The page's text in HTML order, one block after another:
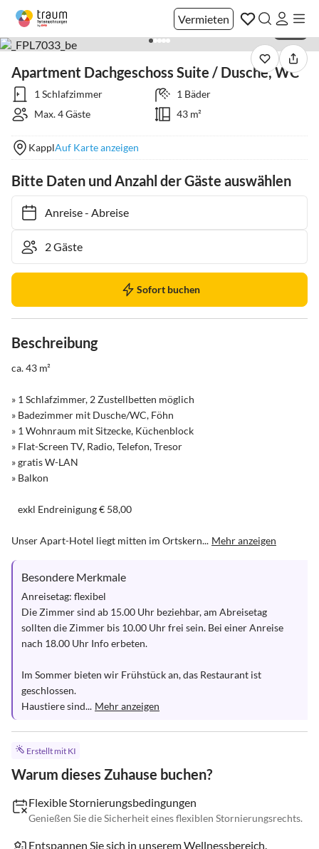
Vermieten
Apartment Dachgeschoss Suite / Dusche, WC
1 Schlafzimmer
1 Bäder
Max. 4 Gäste
43 m²
KapplAuf Karte anzeigen
Bitte Daten und Anzahl der Gäste auswählen
Anreise- Abreise
Sofort buchen
Beschreibung
ca. 43 m²
» 1 Schlafzimmer, 2 Zustellbetten möglich
» Badezimmer mit Dusche/WC, Föhn
» 1 Wohnraum mit Sitzecke, Küchenblock
» Flat-Screen TV, Radio, Telefon, Tresor
» gratis W-LAN
» Balkon
Unser Apart-Hotel liegt mitten im Ortskern... Mehr anzeigen
Besondere Merkmale
Anreisetag: flexibel
Die Zimmer sind ab 15.00 Uhr beziehbar, am Abreisetag
sollten die Zimmer bis 10.00 Uhr frei sein. Bei einer Anreise
nach 18.00 Uhr Info erbeten.
Im Sommer bieten wir Frühstück an, das Restaurant ist
geschlossen.
Haustiere sind... Mehr anzeigen
Erstellt mit KI
Warum dieses Zuhause buchen?
Flexible Stornierungsbedingungen
Genießen Sie die Sicherheit eines flexiblen Stornierungsrechts.
Entspannen Sie sich in unserem Wellnessbereich.